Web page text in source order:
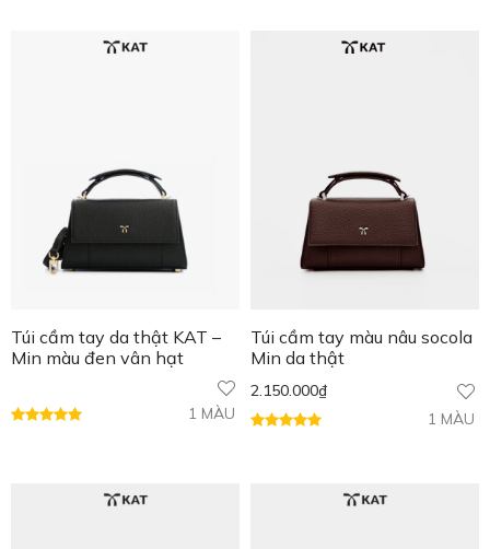
Túi cầm tay da thật KAT –
Min màu đen vân hạt
1 MÀU
Túi cầm tay màu nâu socola
Min da thật
2.150.000₫
1 MÀU